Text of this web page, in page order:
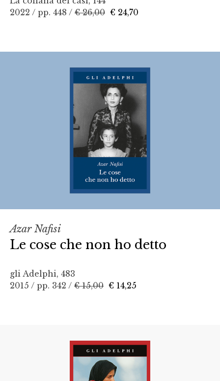
2022 / pp. 448 / € 26,00 € 24,70
Azar Nafisi
Le cose che non ho detto
gli Adelphi, 483
2015 / pp. 342 / € 15,00 € 14,25